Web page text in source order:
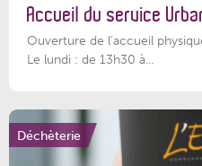
Accueil du service
Ouverture de l'accueil
Le lundi : de 13h30 à...
Déchèterie